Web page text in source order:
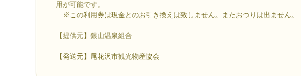
用が可能です。
※この利用券は現金とのお引き換えは致しません。またおつりは出ません。
【提供元】銀山温泉組合
【発送元】尾花沢市観光物産協会